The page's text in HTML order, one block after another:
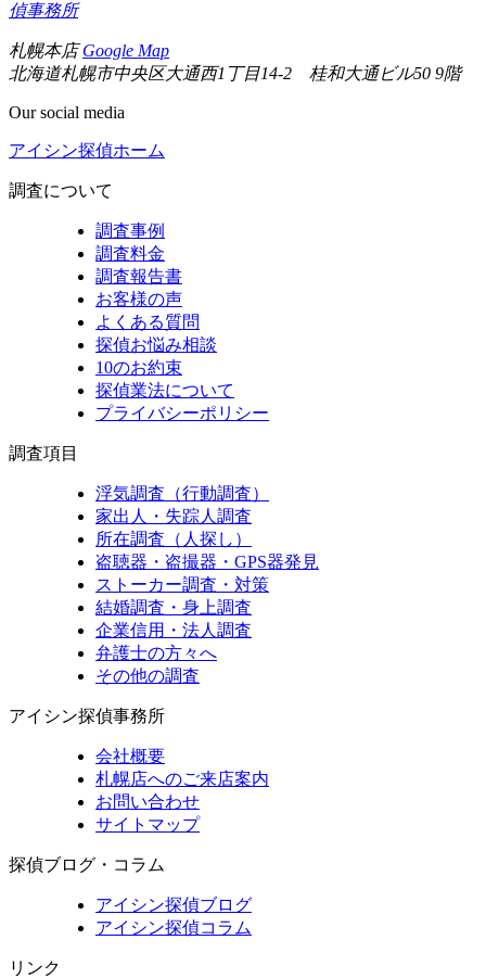
偵事務所
札幌本店Google Map
北海道札幌市中央区大通西1丁目14-2 桂和大通ビル50 9階
Our social media
アイシン探偵ホーム
調査について
調査事例
調査料金
調査報告書
お客様の声
よくある質問
探偵お悩み相談
10のお約束
探偵業法について
プライバシーポリシー
調査項目
浮気調査（行動調査）
家出人・失踪人調査
所在調査（人探し）
盗聴器・盗撮器・GPS器発見
ストーカー調査・対策
結婚調査・身上調査
企業信用・法人調査
弁護士の方々へ
その他の調査
アイシン探偵事務所
会社概要
札幌店へのご来店案内
お問い合わせ
サイトマップ
探偵ブログ・コラム
アイシン探偵ブログ
アイシン探偵コラム
リンク